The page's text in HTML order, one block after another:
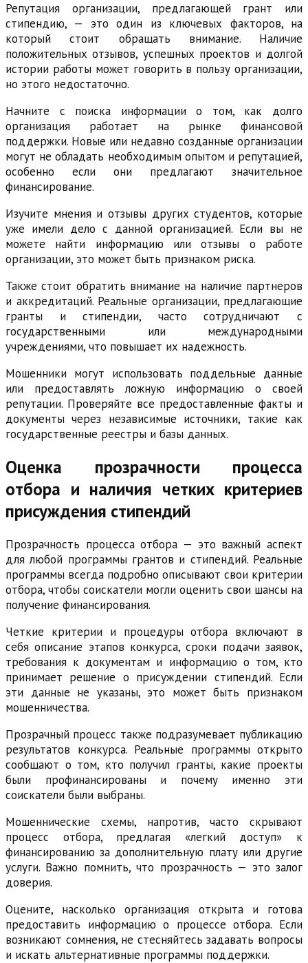
Репутация организации, предлагающей грант или
стипендию, — это один из ключевых факторов, на
который стоит обращать внимание. Наличие
положительных отзывов, успешных проектов и долгой
истории работы может говорить в пользу организации,
но этого недостаточно.
Начните с поиска информации о том, как долго
организация работает на рынке финансовой
поддержки. Новые или недавно созданные организации
могут не обладать необходимым опытом и репутацией,
особенно если они предлагают значительное
финансирование.
Изучите мнения и отзывы других студентов, которые
уже имели дело с данной организацией. Если вы не
можете найти информацию или отзывы о работе
организации, это может быть признаком риска.
Также стоит обратить внимание на наличие партнеров
и аккредитаций. Реальные организации, предлагающие
гранты и стипендии, часто сотрудничают с
государственными или международными
учреждениями, что повышает их надежность.
Мошенники могут использовать поддельные данные
или предоставлять ложную информацию о своей
репутации. Проверяйте все предоставленные факты и
документы через независимые источники, такие как
государственные реестры и базы данных.
Оценка прозрачности процесса
отбора и наличия четких критериев
присуждения стипендий
Прозрачность процесса отбора — это важный аспект
для любой программы грантов и стипендий. Реальные
программы всегда подробно описывают свои критерии
отбора, чтобы соискатели могли оценить свои шансы на
получение финансирования.
Четкие критерии и процедуры отбора включают в
себя описание этапов конкурса, сроки подачи заявок,
требования к документам и информацию о том, кто
принимает решение о присуждении стипендий. Если
эти данные не указаны, это может быть признаком
мошенничества.
Прозрачный процесс также подразумевает публикацию
результатов конкурса. Реальные программы открыто
сообщают о том, кто получил гранты, какие проекты
были профинансированы и почему именно эти
соискатели были выбраны.
Мошеннические схемы, напротив, часто скрывают
процесс отбора, предлагая «легкий доступ» к
финансированию за дополнительную плату или другие
услуги. Важно помнить, что прозрачность — это залог
доверия.
Оцените, насколько организация открыта и готова
предоставить информацию о процессе отбора. Если
возникают сомнения, не стесняйтесь задавать вопросы
и искать альтернативные программы поддержки.